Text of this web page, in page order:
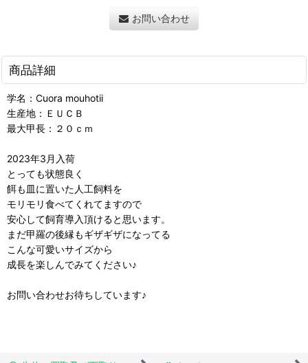
お問い合わせ
商品詳細
学名：Cuora mouhotii
生産地：ＥＵＣＢ
最大甲長：２０ｃｍ
2023年3月入荷
とっても状態良く
餌も皿に置いた人工飼料を
モリモリ食べてくれてますので
安心して飼育導入頂けると思います。
まだ甲羅の後縁もギザギザになってる
こんな可愛いサイズから
成長を楽しんでみてください♪
お問い合わせお待ちしています♪